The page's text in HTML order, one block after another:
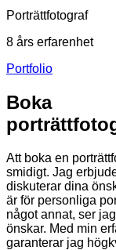
Porträttfotograf
8 års erfarenhet
Portfolio
Boka
Att boka en
smidigt. Jag
diskuterar dina
är för personliga
något annat, ser
önskar. Med min
garanterar jag